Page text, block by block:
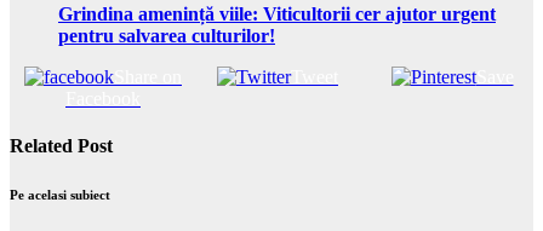
Grindina amenință viile: Viticultorii cer ajutor urgent
pentru salvarea culturilor!
Tweet Save
Related Post
Pe acelasi subiect